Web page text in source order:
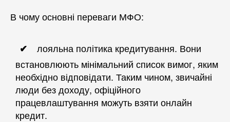
В чому основні переваги МФО:
лояльна політика кредитування. Вони
встановлюють мінімальний список вимог, яким
необхідно відповідати. Таким чином, звичайні
люди без доходу, офіційного
працевлаштування можуть взяти онлайн
кредит.